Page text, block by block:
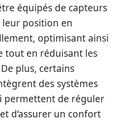
équipés de capteurs
position en
optimisant ainsi
tout en réduisant les
plus, certains
des systèmes
permettent de réguler
d’assurer un confort